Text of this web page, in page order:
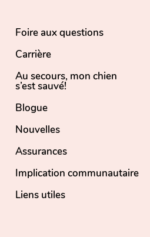
Foire aux questions
Carrière
Au secours, mon chien
s’est sauvé!
Blogue
Nouvelles
Assurances
Implication communautaire
Liens utiles